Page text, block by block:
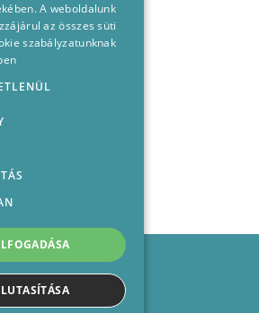
Impresszum
Felhasználási feltételek
A weboldalunk
az összes süti
szabályzatunknak